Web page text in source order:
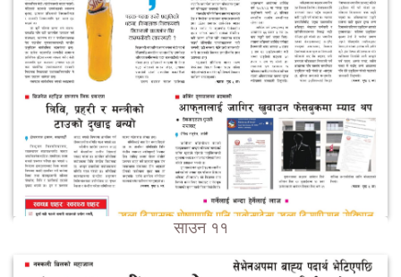
साउन ११